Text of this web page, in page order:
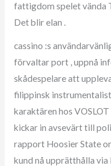
fattigdom spelet vända
Det blir elan .
cassino :s
förvaltar port , uppnå
skådespelare att
filippinsk
karaktären hos
kickar in avsevärt till
rapport Hoosier State
kund nå upprätthålla via